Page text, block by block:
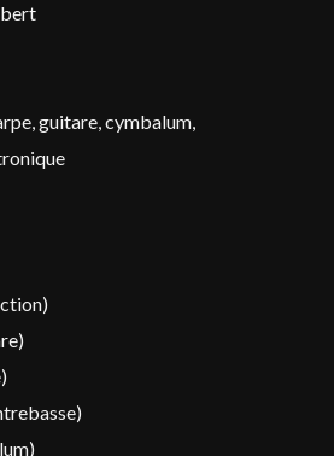
guitare, cymbalum,